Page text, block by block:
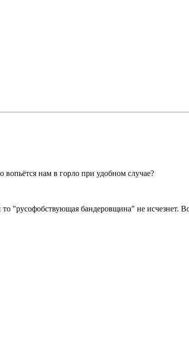
нам в горло при удобном случае?
"русофобствующая бандеровщина" не исчезнет.